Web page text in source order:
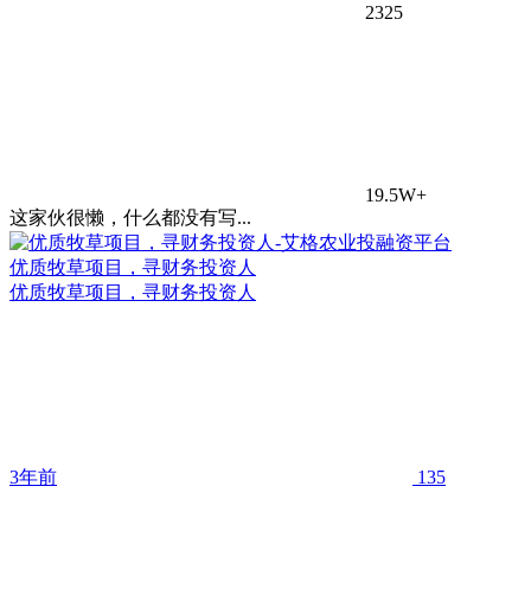
2325
19.5W+
这家伙很懒，什么都没有写...
优质牧草项目，寻财务投资人
优质牧草项目，寻财务投资人
3年前 135